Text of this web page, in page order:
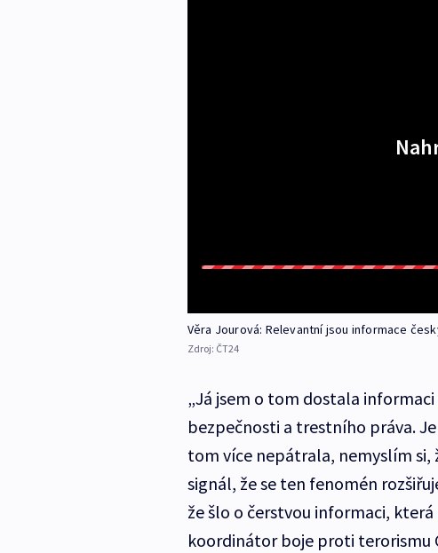
Věra Jourová: Relevantní jsou informace
Zdroj: ČT24
„Já jsem o tom dostala
bezpečnosti a trestního práva.
tom více nepátrala, nemyslím
signál, že se ten fenomén
že šlo o čerstvou informaci,
koordinátor boje proti terorismu